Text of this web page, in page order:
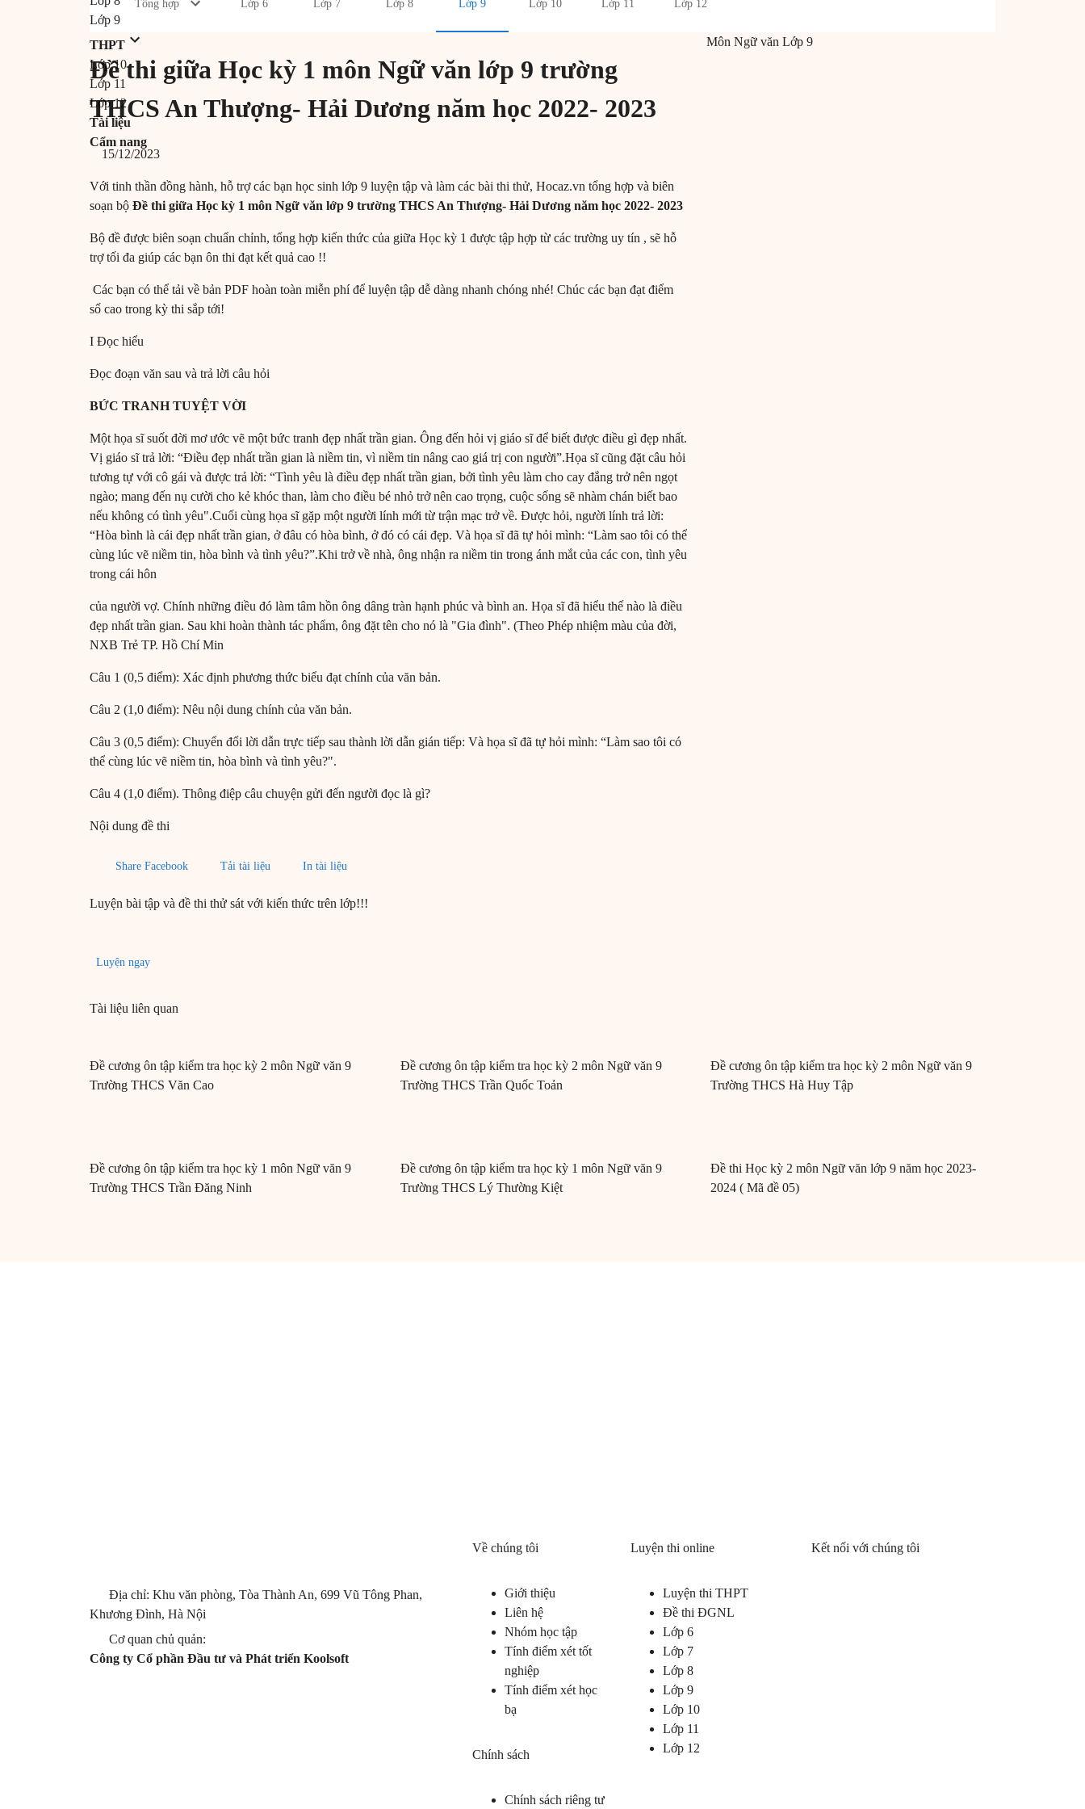
Lớp 9
THPT
Lớp 10
Lớp 11
Lớp 12
Tài liệu
Cẩm nang
Tổng hợp Lớp 6 Lớp 7 Lớp 8 Lớp 9 Lớp 10 Lớp 11 Lớp 12
Đề thi giữa Học kỳ 1 môn Ngữ văn lớp 9 trường
THCS An Thượng- Hải Dương năm học 2022- 2023
15/12/2023
Với tinh thần đồng hành, hỗ trợ các bạn học sinh lớp 9 luyện tập và làm các bài thi thử, Hocaz.vn tổng hợp và biên
soạn bộ Đề thi giữa Học kỳ 1 môn Ngữ văn lớp 9 trường THCS An Thượng- Hải Dương năm học 2022- 2023
Bộ đề được biên soạn chuẩn chỉnh, tổng hợp kiến thức của giữa Học kỳ 1 được tập hợp từ các trường uy tín , sẽ hỗ
trợ tối đa giúp các bạn ôn thi đạt kết quả cao !!
Các bạn có thể tải về bản PDF hoàn toàn miễn phí để luyện tập dễ dàng nhanh chóng nhé! Chúc các bạn đạt điểm
số cao trong kỳ thi sắp tới!
I Đọc hiểu
Đọc đoạn văn sau và trả lời câu hỏi
BỨC TRANH TUYỆT VỜI
Một họa sĩ suốt đời mơ ước vẽ một bức tranh đẹp nhất trần gian. Ông đến hỏi vị giáo sĩ để biết được điều gì đẹp nhất.
Vị giáo sĩ trả lời: “Điều đẹp nhất trần gian là niềm tin, vì niềm tin nâng cao giá trị con người”.Họa sĩ cũng đặt câu hỏi
tương tự với cô gái và được trả lời: “Tình yêu là điều đẹp nhất trần gian, bởi tình yêu làm cho cay đắng trở nên ngọt
ngào; mang đến nụ cười cho kẻ khóc than, làm cho điều bé nhỏ trở nên cao trọng, cuộc sống sẽ nhàm chán biết bao
nếu không có tình yêu".Cuối cùng họa sĩ gặp một người lính mới từ trận mạc trở về. Được hỏi, người lính trả lời:
“Hòa bình là cái đẹp nhất trần gian, ở đâu có hòa bình, ở đó có cái đẹp. Và họa sĩ đã tự hỏi mình: “Làm sao tôi có thể
cùng lúc vẽ niềm tin, hòa bình và tình yêu?”.Khi trở về nhà, ông nhận ra niềm tin trong ánh mắt của các con, tình yêu
trong cái hôn
của người vợ. Chính những điều đó làm tâm hồn ông dâng tràn hạnh phúc và bình an. Họa sĩ đã hiểu thế nào là điều
đẹp nhất trần gian. Sau khi hoàn thành tác phẩm, ông đặt tên cho nó là "Gia đình". (Theo Phép nhiệm màu của đời,
NXB Trẻ TP. Hồ Chí Min
Câu 1 (0,5 điểm): Xác định phương thức biểu đạt chính của văn bản.
Câu 2 (1,0 điểm): Nêu nội dung chính của văn bản.
Câu 3 (0,5 điểm): Chuyển đổi lời dẫn trực tiếp sau thành lời dẫn gián tiếp: Và họa sĩ đã tự hỏi mình: “Làm sao tôi có
thể cùng lúc vẽ niềm tin, hòa bình và tình yêu?".
Câu 4 (1,0 điểm). Thông điệp câu chuyện gửi đến người đọc là gì?
Nội dung đề thi
Share Facebook Tải tài liệu In tài liệu
Luyện bài tập và đề thi thử sát với kiến thức trên lớp!!!
Luyện ngay
Môn Ngữ văn Lớp 9
Tài liệu liên quan
Đề cương ôn tập kiểm tra học kỳ 2 môn Ngữ văn 9
Trường THCS Văn Cao
Đề cương ôn tập kiểm tra học kỳ 2 môn Ngữ văn 9
Trường THCS Trần Quốc Toản
Đề cương ôn tập kiểm tra học kỳ 2 môn Ngữ văn 9
Trường THCS Hà Huy Tập
Đề cương ôn tập kiểm tra học kỳ 1 môn Ngữ văn 9
Trường THCS Trần Đăng Ninh
Đề cương ôn tập kiểm tra học kỳ 1 môn Ngữ văn 9
Trường THCS Lý Thường Kiệt
Đề thi Học kỳ 2 môn Ngữ văn lớp 9 năm học 2023-
2024 ( Mã đề 05)
Địa chỉ: Khu văn phòng, Tòa Thành An, 699 Vũ Tông Phan,
Khương Đình, Hà Nội
Cơ quan chủ quản:
Công ty Cổ phần Đầu tư và Phát triển Koolsoft
Về chúng tôi
Giới thiệu
Liên hệ
Nhóm học tập
Tính điểm xét tốt
nghiệp
Tính điểm xét học
bạ
Chính sách
Chính sách riêng tư
Luyện thi online
Luyện thi THPT
Đề thi ĐGNL
Lớp 6
Lớp 7
Lớp 8
Lớp 9
Lớp 10
Lớp 11
Lớp 12
Kết nối với chúng tôi